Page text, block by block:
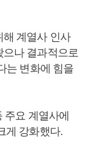
해 계열사 인사
나 결과적으로
는 변화에 힘을
주요 계열사에
게 강화했다.